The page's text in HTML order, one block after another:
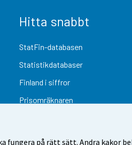
fungera på rätt sätt. Andra kakor
Hitta snabbt
StatFin-databasen
Statistikdatabaser
Finland i siffror
Prisomräknaren